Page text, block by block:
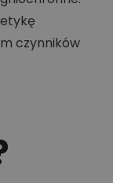
czynników